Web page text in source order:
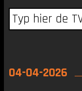
04-04-2026